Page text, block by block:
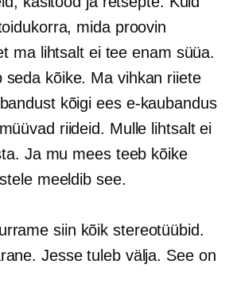
mida proovin
ma lihtsalt ei tee enam süüa.
seda kõike. Ma vihkan riiete
kõigi ees e-kaubandus
riideid. Mulle lihtsalt ei
Ja mu mees teeb kõike
meeldib see.
siin kõik stereotüübid.
Jesse tuleb välja. See on